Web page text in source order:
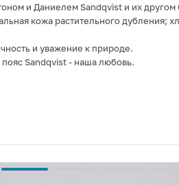
и Даниелем Sandqvist и их другом
кожа растительного дубления;
и уважение к природе.
Sandqvist - наша любовь.